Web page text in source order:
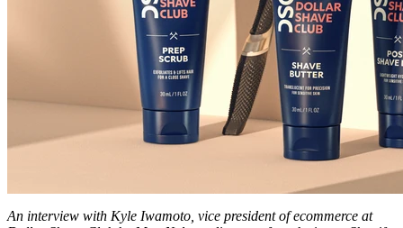
An interview with Kyle Iwamoto, vice president of ecommerce at